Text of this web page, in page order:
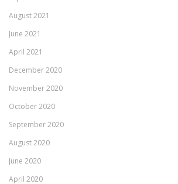
August 2021
June 2021
April 2021
December 2020
November 2020
October 2020
September 2020
August 2020
June 2020
April 2020